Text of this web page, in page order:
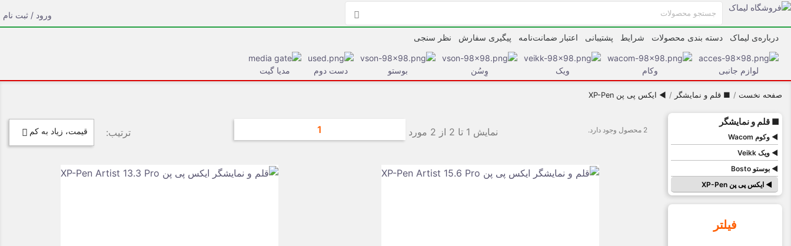
 ورود / ثبت نام
درباره‌ی لیماک دسته بندی محصولات شرایط پشتیبانی اعتبار ضمانت‌نامه پیگیری سفارش نظر سنجی
لوازم جانبی وکام ویک وِسُن بوستو دست دوم مدیا گیت
صفحه نخست ■ قلم و نمایشگر ◄ ایکس پی پن XP-Pen
■ قلم و نمایشگر
◄ وکوم Wacom
◄ ویک Veikk
◄ بوستو Bosto
◄ ایکس پی پن XP-Pen
فیلتر
2 محصول وجود دارد. نمایش 1 تا 2 از 2 مورد 1 ترتیب: قیمت، زیاد به کم 